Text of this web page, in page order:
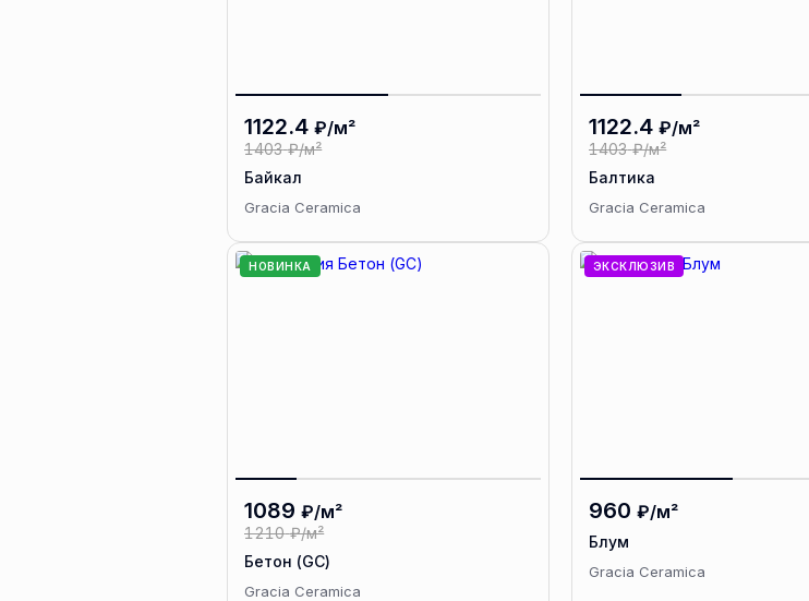
1122.4 ₽/м²
1403 ₽/м²
Байкал
Gracia Ceramica
1122.4 ₽/м²
1403 ₽/м²
Балтика
Gracia Ceramica
НОВИНКА
1089 ₽/м²
1210 ₽/м²
Бетон (GC)
Gracia Ceramica
ЭКСКЛЮЗИВ
960 ₽/м²
Блум
Gracia Ceramica